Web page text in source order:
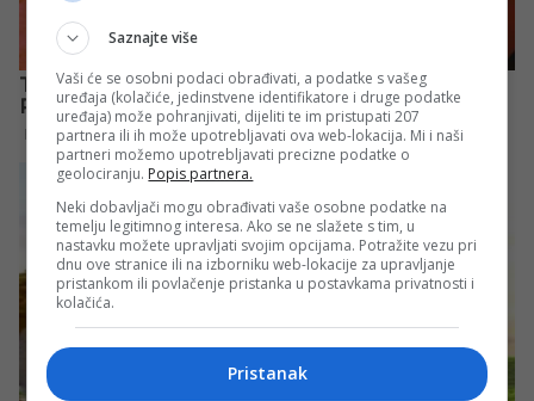
Saznajte više
Vaši će se osobni podaci obrađivati, a podatke s vašeg
uređaja (kolačiće, jedinstvene identifikatore i druge podatke
uređaja) može pohranjivati, dijeliti te im pristupati 207
partnera ili ih može upotrebljavati ova web-lokacija. Mi i naši
partneri možemo upotrebljavati precizne podatke o
geolociranju. Popis partnera.
Neki dobavljači mogu obrađivati vaše osobne podatke na
temelju legitimnog interesa. Ako se ne slažete s tim, u
nastavku možete upravljati svojim opcijama. Potražite vezu pri
dnu ove stranice ili na izborniku web-lokacije za upravljanje
pristankom ili povlačenje pristanka u postavkama privatnosti i
kolačića.
Pristanak